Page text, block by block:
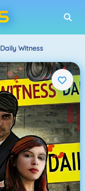
Daily Witness